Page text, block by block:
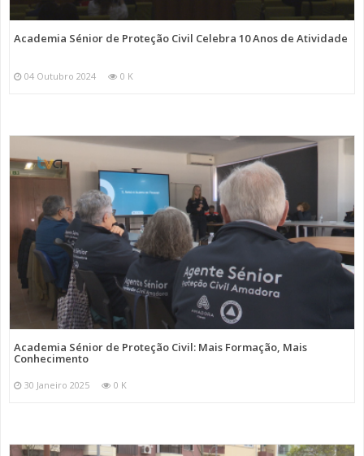
Academia Sénior de Proteção Civil Celebra 10 Anos de Atividade
04 Outubro 2024 0 K
Academia Sénior de Proteção Civil: Mais Formação, Mais
Conhecimento
30 Janeiro 2025 0 K